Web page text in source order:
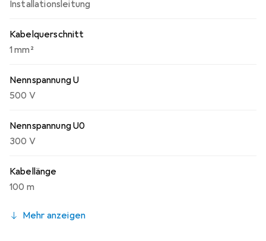
Installationsleitung
Kabelquerschnitt
1 mm²
Nennspannung U
500 V
Nennspannung U0
300 V
Kabellänge
100 m
Mehr anzeigen